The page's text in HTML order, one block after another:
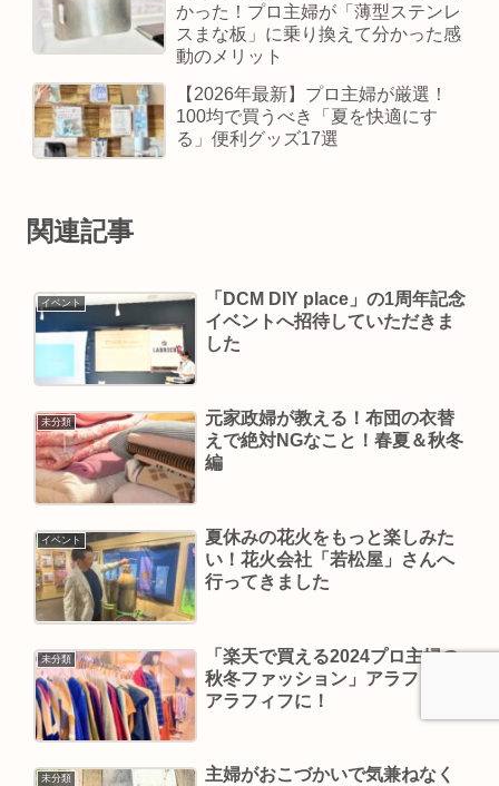
かった！プロ主婦が「薄型ステンレ
スまな板」に乗り換えて分かった感
動のメリット
【2026年最新】プロ主婦が厳選！
100均で買うべき「夏を快適にす
る」便利グッズ17選
関連記事
イベント
「DCM DIY place」の1周年記念
イベントへ招待していただきま
した
未分類
元家政婦が教える！布団の衣替
えで絶対NGなこと！春夏＆秋冬
編
イベント
夏休みの花火をもっと楽しみた
い！花火会社「若松屋」さんへ
行ってきました
未分類
「楽天で買える2024プロ主婦の
秋冬ファッション」アラフォー
アラフィフに！
未分類 主婦がおこづかいで気兼ねなく